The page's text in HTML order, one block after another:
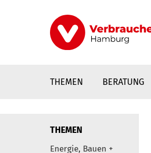
THEMEN BERATUNG
THEMEN
Energie, Bauen +